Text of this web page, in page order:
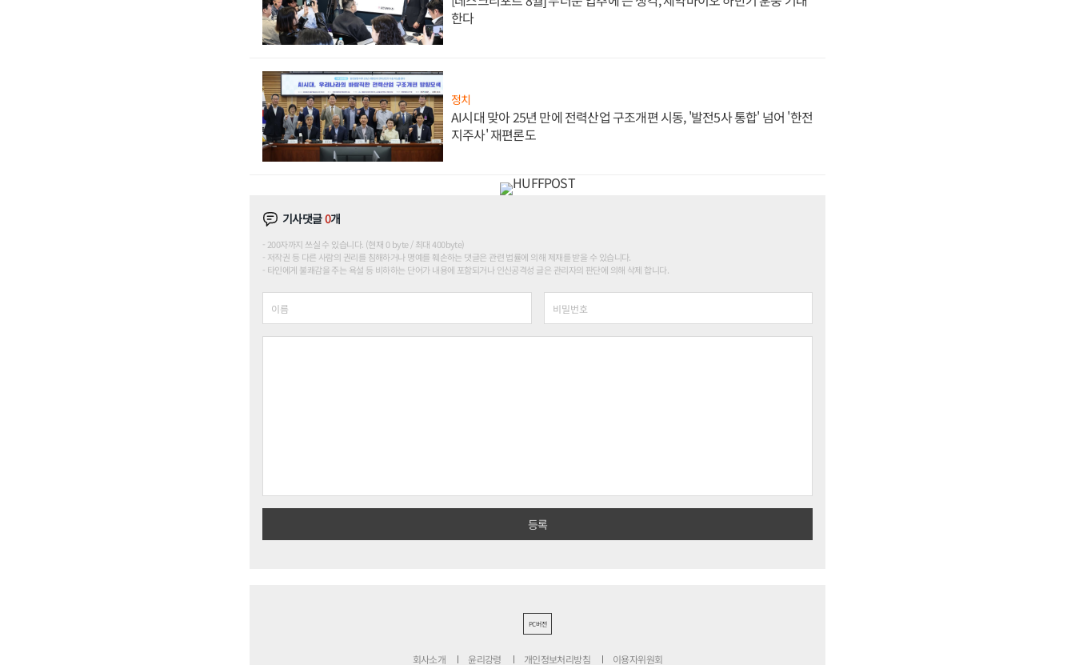
한다
정치
AI시대 맞아 25년 만에 전력산업 구조개편 시동, '발전5사 통합' 넘어 '한전
지주사' 재편론도
기사댓글0개
200자까지 쓰실 수 있습니다. (현재 0 byte / 최대 400byte)
저작권 등 다른 사람의 권리를 침해하거나 명예를 훼손하는 댓글은 관련 법률에 의해 제재를 받을 수 있습니다.
타인에게 불쾌감을 주는 욕설 등 비하하는 단어가 내용에 포함되거나 인신공격성 글은 관리자의 판단에 의해 삭제 합니다.
PC버전
회사소개 윤리강령 개인정보처리방침 이용자위원회